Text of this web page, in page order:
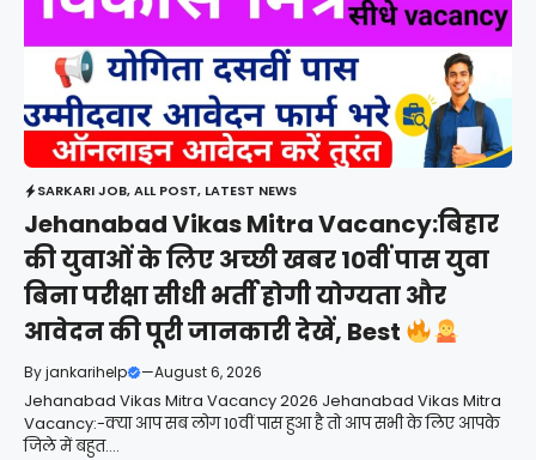
SARKARI JOB,ALL POST, LATEST NEWS
Jehanabad Vikas Mitra Vacancy:बिहार
की युवाओं के लिए अच्छी खबर 10वीं पास युवा
बिना परीक्षा सीधी भर्ती होगी योग्यता और
आवेदन की पूरी जानकारी देखें, Best
Byjankarihelp —August 6, 2026
Jehanabad Vikas Mitra Vacancy 2026 Jehanabad Vikas Mitra
Vacancy:-क्या आप सब लोग 10वीं पास हुआ है तो आप सभी के लिए आपके
जिले में बहुत....